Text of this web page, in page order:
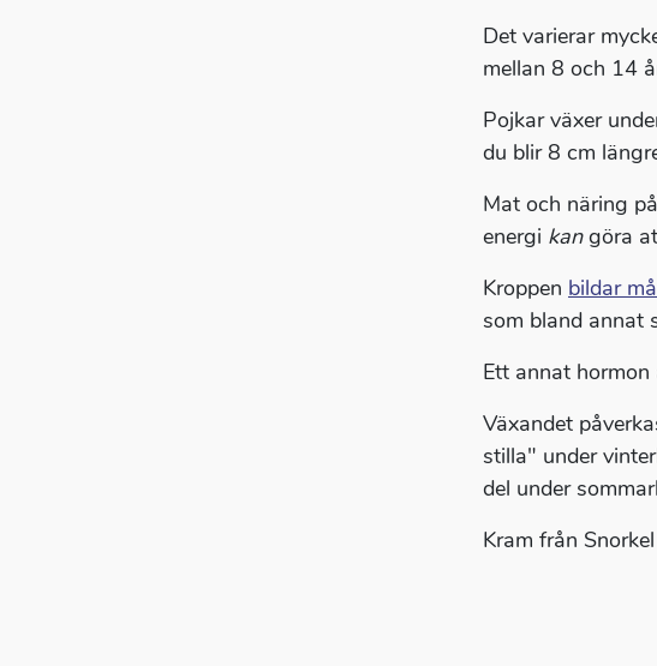
Det varierar
mellan 8 och 14
Pojkar växer
du blir 8 cm
Mat och näring
energi kangöra
Kroppen bildar
som bland annat
Ett annat
Växandet
stilla" under
del under
Kram från Snorkel